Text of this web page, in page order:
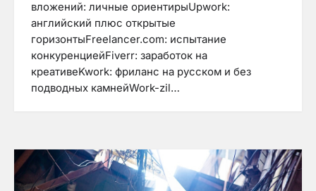
вложений: личные ориентирыUpwork:
английский плюс открытые
горизонтыFreelancer.com: испытание
конкуренциейFiverr: заработок на
креативеKwork: фриланс на русском и без
подводных камнейWork-zil…